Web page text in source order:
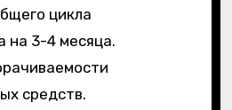
цикла
на 3-4 месяца.
средств.